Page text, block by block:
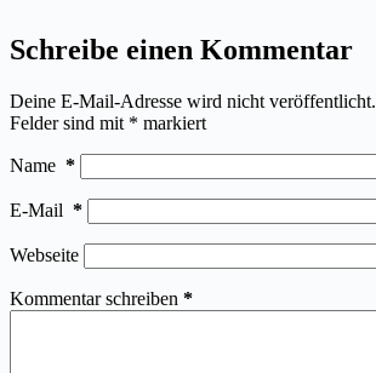
Schreibe einen Kommentar
Deine E-Mail-Adresse wird nicht veröffentlicht.
Felder sind mit * markiert
Name *
E-Mail *
Webseite
Kommentar schreiben *